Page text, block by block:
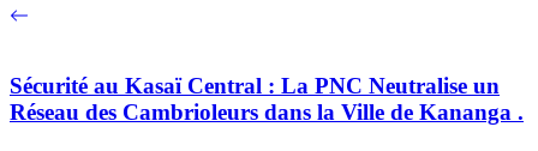
Sécurité au Kasaï Central : La PNC Neutralise un
Réseau des Cambrioleurs dans la Ville de Kananga .